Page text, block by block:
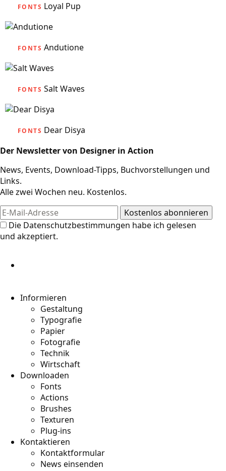
FONTS Loyal Pup
FONTS Andutione
FONTS Salt Waves
FONTS Dear Disya
Der Newsletter von Designer in Action
News, Events, Download-Tipps, Buchvorstellungen und
Links.
Alle zwei Wochen neu. Kostenlos.
Die Datenschutzbestimmungen habe ich gelesen
und akzeptiert.
Informieren
Gestaltung
Typografie
Papier
Fotografie
Technik
Wirtschaft
Downloaden
Fonts
Actions
Brushes
Texturen
Plug-ins
Kontaktieren
Kontaktformular
News einsenden